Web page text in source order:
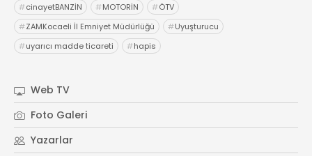
#cinayetBANZİN #MOTORİN #ÖTV
#ZAMKocaeli İl Emniyet Müdürlüğü #Uyuşturucu
#uyarıcı madde ticareti #hapis
Web TV
Foto Galeri
Yazarlar